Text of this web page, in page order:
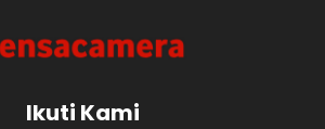
Ikuti Kami